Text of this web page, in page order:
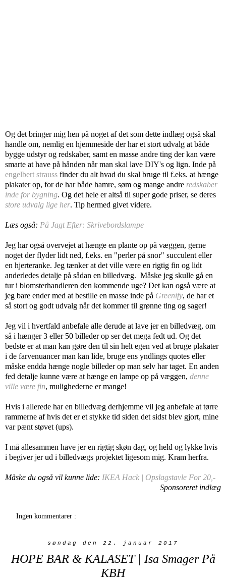
Og det bringer mig hen på noget af det som dette indlæg også skal
handle om, nemlig en hjemmeside der har et stort udvalg at både
bygge udstyr og redskaber, samt en masse andre ting der kan være
smarte at have på hånden når man skal lave DIY's og lign. Inde på
engelbert strauss finder du alt hvad du skal bruge til f.eks. at hænge
plakater op, for de har både hamre, søm og mange andre redskaber
inde for bygning. Og det hele er altså til super gode priser, se deres
store udvalg lige her. Tip hermed givet videre.
Læs også: På Jagt Efter: Skrivebordslampe
Jeg har også overvejet at hænge en plante op på væggen, gerne
noget der flyder lidt ned, f.eks. en "perler på snor" succulent eller
en hjerteranke. Jeg tænker at det ville være en rigtig fin og lidt
anderledes detalje på sådan en billedvæg. Måske jeg skulle gå en
tur i blomsterhandleren den kommende uge? Det kan også være at
jeg bare ender med at bestille en masse inde på Greenify, de har et
så stort og godt udvalg når det kommer til grønne ting og sager!
Jeg vil i hvertfald anbefale alle derude at lave jer en billedvæg, om
så i hænger 3 eller 50 billeder op ser det mega fedt ud. Og det
bedste er at man kan gøre den til sin helt egen ved at bruge plakater
i de farvenuancer man kan lide, bruge ens yndlings quotes eller
måske endda hænge nogle billeder op man selv har taget. En anden
fed detalje kunne være at hænge en lampe op på væggen, denne
ville være fin, mulighederne er mange!
Hvis i allerede har en billedvæg derhjemme vil jeg anbefale at tørre
rammerne af hvis det er et stykke tid siden det sidst blev gjort, mine
var pænt støvet (ups).
I må allesammen have jer en rigtig skøn dag, og held og lykke hvis
i begiver jer ud i billedvægs projektet ligesom mig. Kram herfra.
Måske du også vil kunne lide: IKEA Hack | Opslagstavle For 20,-
Sponsoreret indlæg
Ingen kommentarer :
søndag den 22. januar 2017
HOPE BAR & KALASET | Isa Smager På
KBH